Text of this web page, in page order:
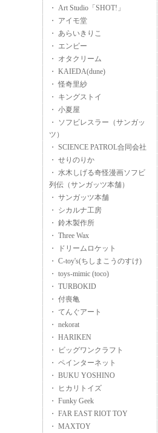
・ Art Studio「SHOT!」
・ アイモ堂
・ あらいきりこ
・ エンビー
・ オタクリーム
・ KAIEDA(dune)
・ 怪奇里紗
・ キングストイ
・ 小夏屋
・ ソフビレスラー（サンガッ
ツ）
・ SCIENCE PATROL合同会社
・ せりのりか
・ 水木しげる奇怪漫画ソフビ
列伝（サンガッツ本舗）
・ サンガッツ本舗
・ シカルナ工房
・ 鈴木製作所
・ Three Wax
・ ドリームロケット
・ C-toy's(ちしまこうのすけ)
・ toys-mimic (toco)
・ TURBOKID
・ 付喪亀
・ てんぐアート
・ nekorat
・ HARIKEN
・ ビッグワンクラフト
・ ペインターネット
・ BUKU YOSHINO
・ ヒカリトイズ
・ Funky Geek
・ FAR EAST RIOT TOY
・ MAXTOY